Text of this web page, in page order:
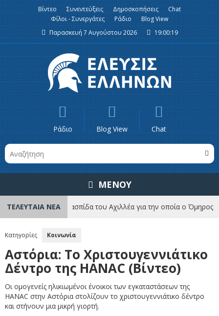
Βίντεο Συνεντεύξεις Δημοσκοπήσεις
Chat
Φίλοι - Συνεργάτες
Ράδιο
Blog View
Παρασκευή 7 Αυγούστου 2026
19:00:19
Ράδιο Blog View Chat
ΜΕΝΟΥ
ΤΕΛΕΥΤΑΙΑ ΝΕΑ
H θρυλική ασπίδα του Αχιλλέα για την οποία ο Όμηρος
Κατηγορίες Κοινωνία
Αστόρια: Το Χριστουγεννιάτικο
Δέντρο της HANAC (Βίντεο)
Οι ομογενείς ηλικιωμένοι ένοικοι των εγκαταστάσεων της
HANAC στην Αστόρια στολίζουν το χριστουγεννιάτικο δέντρο
και στήνουν μια μικρή γιορτή.